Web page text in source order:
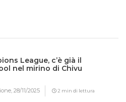
League, c’è già il
nel mirino di Chivu
28/11/2025 2 min di lettura